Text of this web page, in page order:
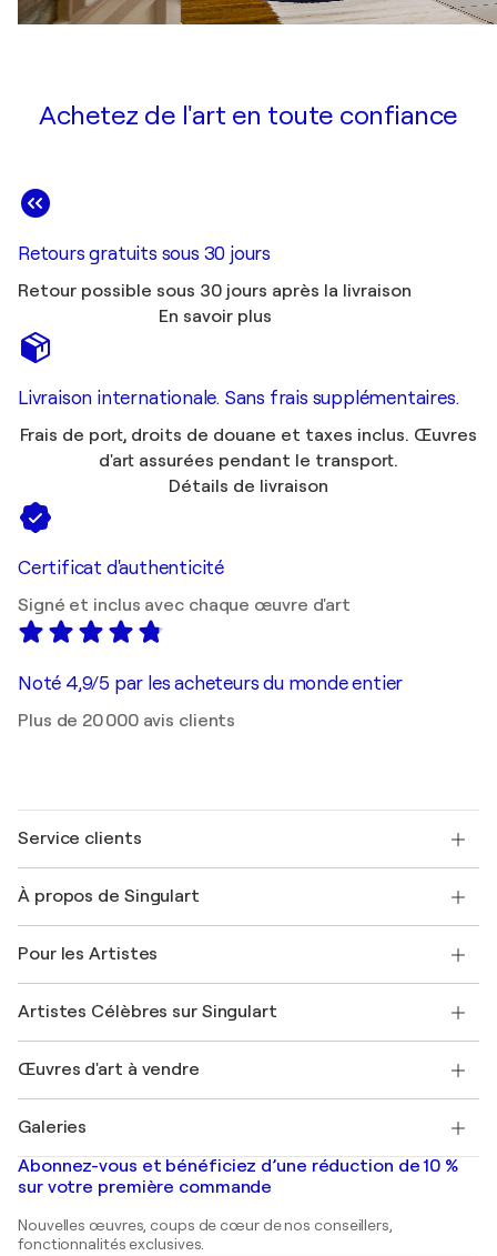
Achetez de l'art en toute confiance
Retours gratuits sous 30 jours
Retour possible sous 30 jours après la livraison
En savoir plus
Livraison internationale. Sans frais supplémentaires.
Frais de port, droits de douane et taxes inclus. Œuvres
d'art assurées pendant le transport.
Détails de livraison
Certificat d'authenticité
Signé et inclus avec chaque œuvre d'art
Noté 4,9/5 par les acheteurs du monde entier
Plus de 20 000 avis clients
Service clients
Expédition
Offrir une carte cadeau
Rejoignez notre programme commercial
Mon compte
+33 1 76 44 06 42
À propos de Singulart
FAQ
Magazine Singulart
Emplois
Découvrez une sélection d'art original
Pour les Artistes
Se connecter en tant qu'Artiste
Artistes Célèbres sur Singulart
Marc Chagall
Banksy
Mr. Brainwash
Shepard Fairey
Œuvres d'art à vendre
Tableaux abstraits à vendre
Peintures de paysage
Estampes
Peintures acryliques
Galeries
Galeries d'art en France
Galeries d'art en Belgique
Abonnez-vous et bénéficiez d’une réduction de 10 %
sur votre première commande
Nouvelles œuvres, coups de cœur de nos conseillers,
fonctionnalités exclusives.